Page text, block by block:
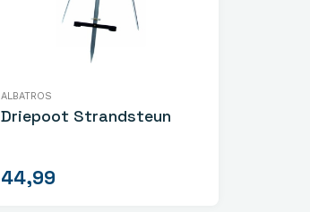
ALBATROS
Driepoot Strandsteun
44,99